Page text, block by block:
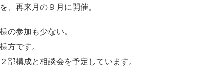
、再来月の９月に開催。
の参加も少ない。
方です。
部構成と相談会を予定しています。